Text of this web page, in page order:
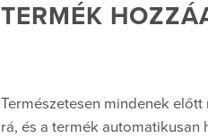
TERMÉK
Természetesen mindenek
rá, és a termék